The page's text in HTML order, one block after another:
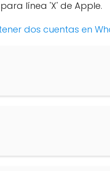
línea 'X' de Apple.
dos cuentas en